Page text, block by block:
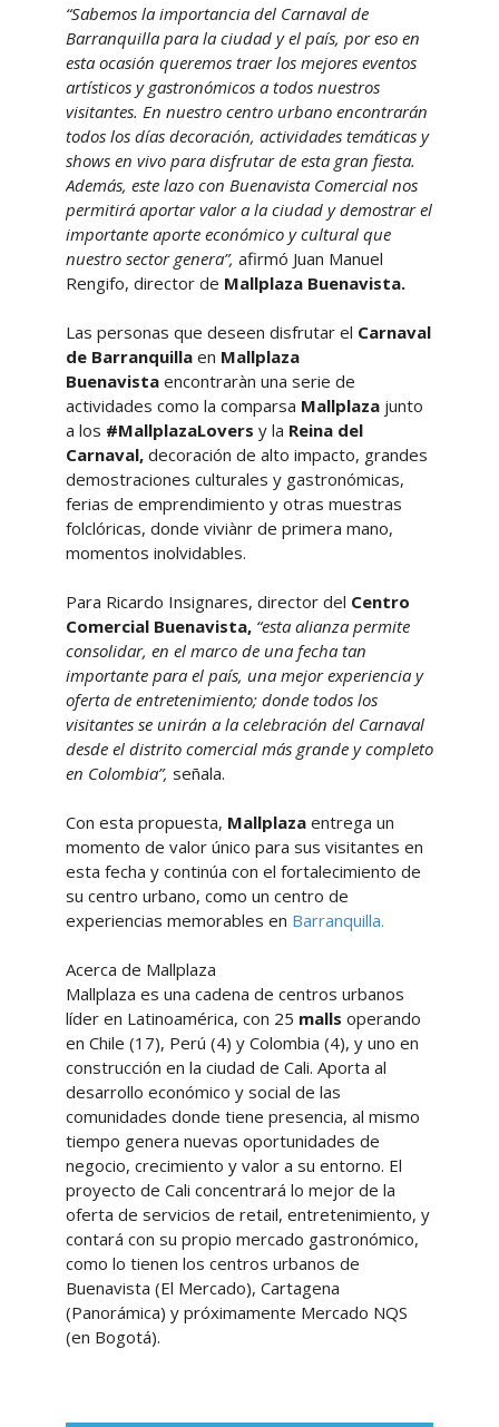
“Sabemos la importancia del Carnaval de
Barranquilla para la ciudad y el país, por eso en
esta ocasión queremos traer los mejores eventos
artísticos y gastronómicos a todos nuestros
visitantes. En nuestro centro urbano encontrarán
todos los días decoración, actividades temáticas y
shows en vivo para disfrutar de esta gran fiesta.
Además, este lazo con Buenavista Comercial nos
permitirá aportar valor a la ciudad y demostrar el
importante aporte económico y cultural que
nuestro sector genera”, afirmó Juan Manuel
Rengifo, director de Mallplaza Buenavista.
Las personas que deseen disfrutar el Carnaval
de Barranquillaen Mallplaza
Buenavista encontraràn una serie de
actividades como la comparsa Mallplazajunto
a los #MallplazaLovers y la Reina del
Carnaval,decoración de alto impacto, grandes
demostraciones culturales y gastronómicas,
ferias de emprendimiento y otras muestras
folclóricas, donde viviànr de primera mano,
momentos inolvidables.
Para Ricardo Insignares, director del Centro
Comercial Buenavista, “esta alianza permite
consolidar, en el marco de una fecha tan
importante para el país, una mejor experiencia y
oferta de entretenimiento; donde todos los
visitantes se unirán a la celebración del Carnaval
desde el distrito comercial más grande y completo
en Colombia”, señala.
Con esta propuesta, Mallplazaentrega un
momento de valor único para sus visitantes en
esta fecha y continúa con el fortalecimiento de
su centro urbano, como un centro de
experiencias memorables en Barranquilla.
Acerca de Mallplaza
Mallplaza es una cadena de centros urbanos
líder en Latinoamérica, con 25 malls operando
en Chile (17), Perú (4) y Colombia (4), y uno en
construcción en la ciudad de Cali. Aporta al
desarrollo económico y social de las
comunidades donde tiene presencia, al mismo
tiempo genera nuevas oportunidades de
negocio, crecimiento y valor a su entorno. El
proyecto de Cali concentrará lo mejor de la
oferta de servicios de retail, entretenimiento, y
contará con su propio mercado gastronómico,
como lo tienen los centros urbanos de
Buenavista (El Mercado), Cartagena
(Panorámica) y próximamente Mercado NQS
(en Bogotá).